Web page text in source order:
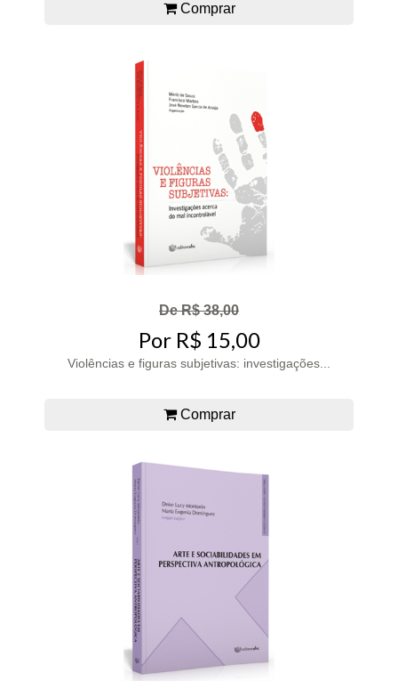
Comprar
De R$ 38,00
Por R$ 15,00
Violências e figuras subjetivas: investigações...
Comprar